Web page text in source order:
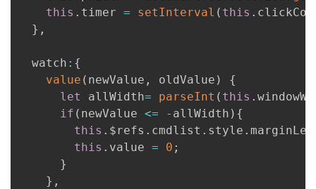
this . timer = setInterval ( this .
} ,
  watch
: {
value ( newValue , oldValue )
{
let
allWidth= parseInt ( this .
if ( newValue <= - allWidth ) {
this . $refs . cmdlist . style .
this . value = 0 ;
}
} ,